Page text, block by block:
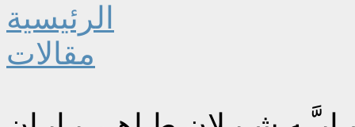
الرئيسية
مقالات